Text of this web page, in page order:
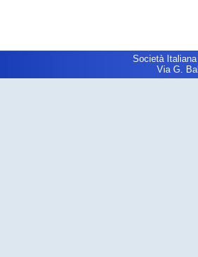
Società
Via G.